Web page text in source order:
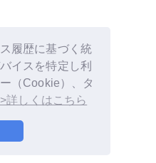
履歴に基づく統
イスを特定し利
（Cookie）、タ
詳しくはこちら